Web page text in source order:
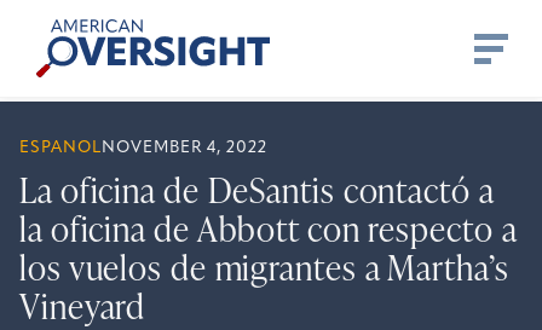
content
American
Oversight
ESPANOL NOVEMBER 4, 2022
La oficina de DeSantis contactó a
la oficina de Abbott con respecto a
los vuelos de migrantes a Martha’s
Vineyard